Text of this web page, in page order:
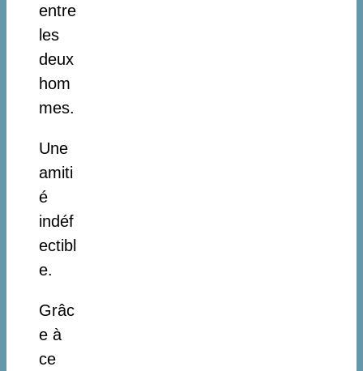
entre
les
deux
hom
mes.
Une
amiti
é
indéf
ectibl
e.
Grâc
e à
ce